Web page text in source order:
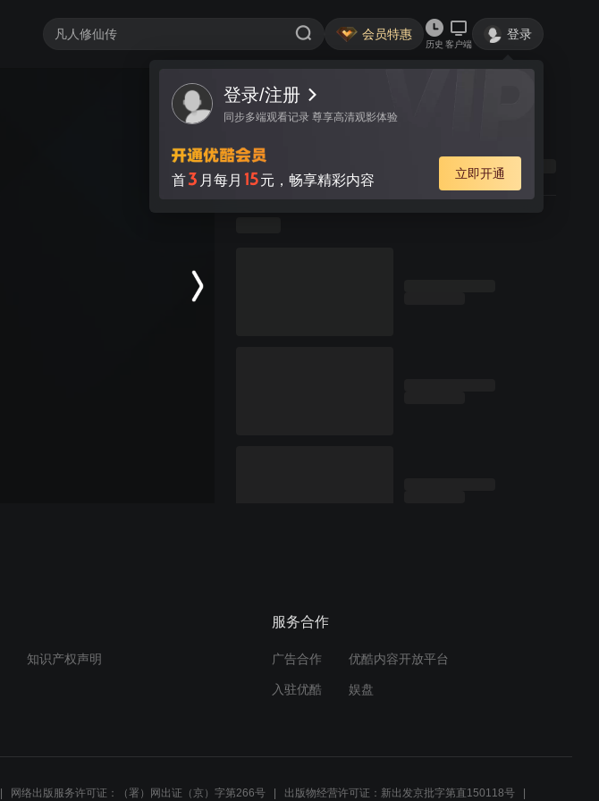
会员特惠
历史 客户端
登录
登录/注册
同步多端观看记录 尊享高清观影体验
首3 月每月 15元，畅享精彩内容 立即开通
知识产权声明
服务合作
广告合作 优酷内容开放平台
入驻优酷 娱盘
网络出版服务许可证：（署）网出证（京）字第266号 出版物经营许可证：新出发京批字第直150118号